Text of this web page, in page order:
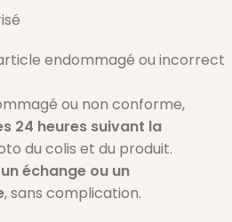
endommagé ou incorrect
ou non conforme,
24 heures suivant la
du colis et du produit.
un échange ou un
, sans complication.